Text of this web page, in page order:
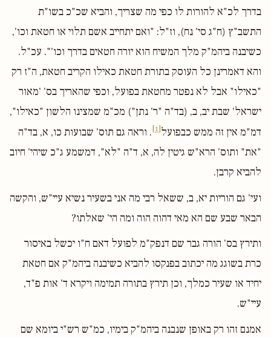
בדרך לכ"א להורות לו כפי מה שצריך, והביא שכ"כ בשו"ת
התשב"ץ (ח"ג סי' נח), וז"ל: "ואם יתחייב אשם תלוי או חטאת וכו',
כשיבנה ביהמ"ק מלך המשיח הוא יורה חטאים בדרך וכו'". עכ"ל.
והא דאמרינן כל העוסק בתורת חטאת כאילו הקריב חטאת, ה"ז רק
"כאילו" אבל לא נפטר מחטאת בפועל, וכפי שהאריך בס' 'מאור
ישראל' שבת יב, ב, (בד"ה "ר' נתן") מכ"מ שמצינו הלשון "כאילו",
דמ"מ אין זה ממש כבפועל[1]
. וראה גם תוס' שבועות כו, א, בד"ה
"את" ותוס' הרא"ש גיטין לה, א, ד"ה "לא", דמשמע ג"כ שיהי' חיוב
להביא קרבן.
ועי' גם הוריות יא, ב, ששאל רבי מה אני בשעיר נשיא עיי"ש, והקשה
הבאר שבע שם הא מאי דהוה הוה ומה הי' שאלתו?
ותירץ בס' הורה גבר שם דנפק"מ לפועל דאם ח"ו יכשל באיסור
כרת בשוגג מה יכתוב בפנקסו להביא כשיבנה ביהמ"ק אם חטאת
יחיד או שעיר כמלך, וכן תירץ בתורה תמימה ויקרא ד' אות פ"ד,
עיי"ש.
אמנם זהו רק באופן שנבנה ביהמ"ק בימיו, כמ"ש רש"י ביומא שם